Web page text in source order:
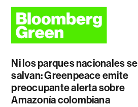
Ni los parques nacionales se
salvan: Greenpeace emite
preocupante alerta sobre
Amazonía colombiana